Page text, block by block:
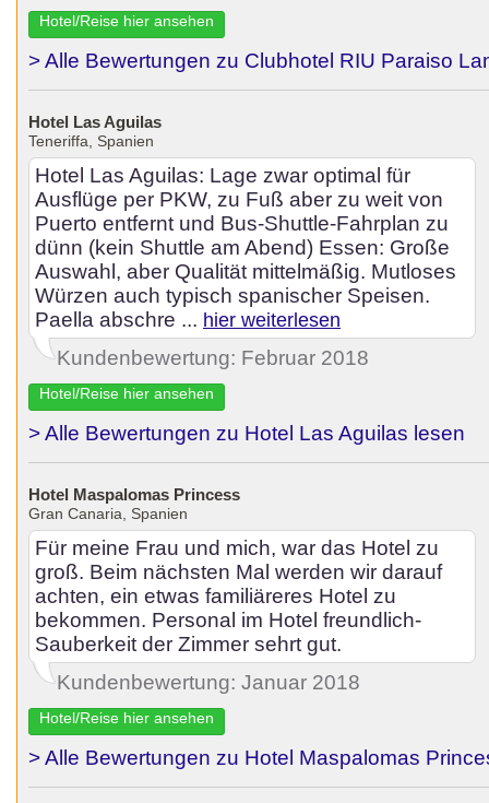
Hotel/Reise hier ansehen
> Alle Bewertungen zu Clubhotel RIU Paraiso
Hotel Las Aguilas
Teneriffa, Spanien
Hotel Las Aguilas: Lage zwar optimal für
Ausflüge per PKW, zu Fuß aber zu weit von
Puerto entfernt und Bus-Shuttle-Fahrplan zu
dünn (kein Shuttle am Abend) Essen: Große
Auswahl, aber Qualität mittelmäßig. Mutloses
Würzen auch typisch spanischer Speisen.
Paella abschre ... hier weiterlesen
Kundenbewertung: Februar 2018
Hotel/Reise hier ansehen
> Alle Bewertungen zu Hotel Las Aguilas lesen
Hotel Maspalomas Princess
Gran Canaria, Spanien
Für meine Frau und mich, war das Hotel zu
groß. Beim nächsten Mal werden wir darauf
achten, ein etwas familiäreres Hotel zu
bekommen. Personal im Hotel freundlich-
Sauberkeit der Zimmer sehrt gut.
Kundenbewertung: Januar 2018
Hotel/Reise hier ansehen
> Alle Bewertungen zu Hotel Maspalomas